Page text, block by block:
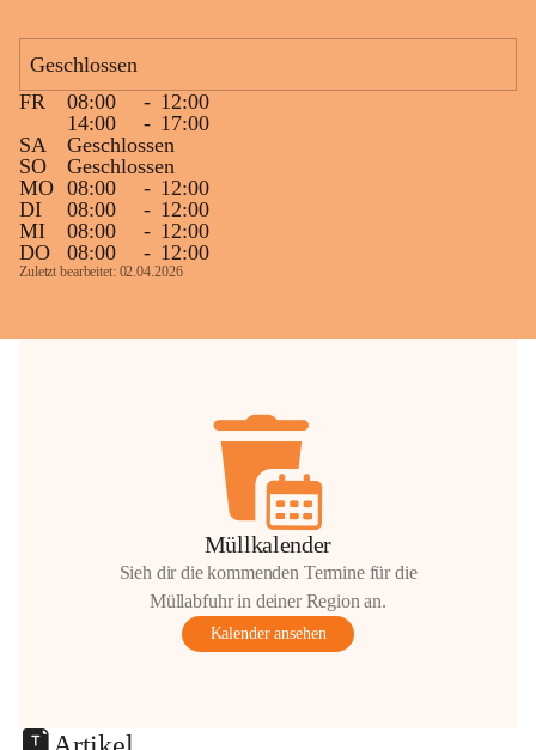
Geschlossen
FR
08:00 - 12:00
14:00
- 17:00
SA
Geschlossen
SO
Geschlossen
MO 08:00 - 12:00
DI
08:00 - 12:00
MI
08:00 - 12:00
DO
08:00 - 12:00
Zuletzt bearbeitet: 02.04.2026
Müllkalender
Sieh dir die kommenden Termine für die
Müllabfuhr in deiner Region an.
Kalender ansehen